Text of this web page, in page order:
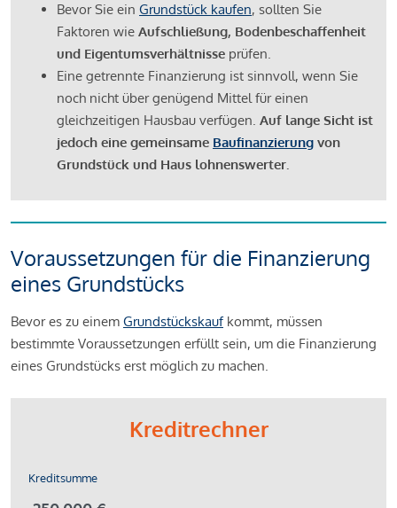
Bevor Sie ein Grundstück kaufen, sollten Sie
Faktoren wie Aufschließung, Bodenbeschaffenheit
und Eigentumsverhältnisse prüfen.
Eine getrennte Finanzierung ist sinnvoll, wenn Sie
noch nicht über genügend Mittel für einen
gleichzeitigen Hausbau verfügen. Auf lange Sicht ist
jedoch eine gemeinsame Baufinanzierung von
Grundstück und Haus lohnenswerter.
Voraussetzungen für die Finanzierung
eines Grundstücks
Bevor es zu einem Grundstückskaufkommt, müssen
bestimmte Voraussetzungen erfüllt sein, um die Finanzierung
eines Grundstücks erst möglich zu machen.
Kreditrechner
Kreditsumme